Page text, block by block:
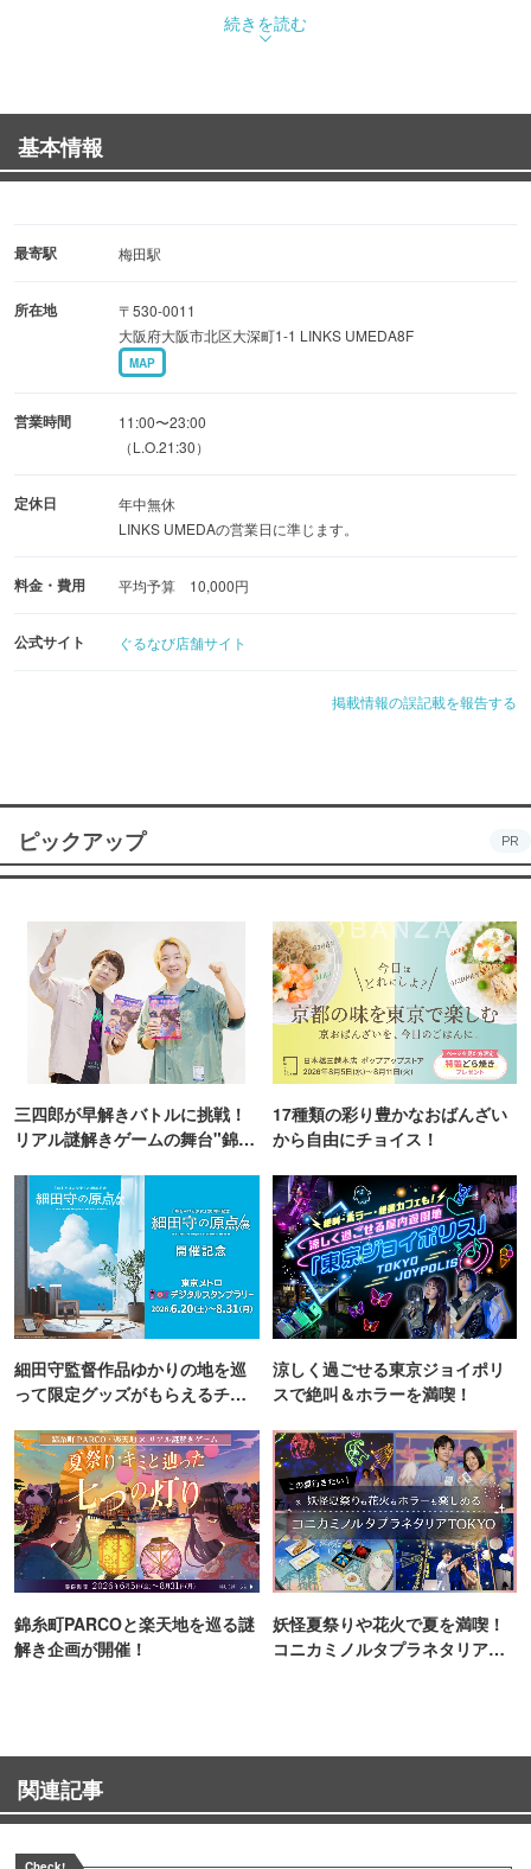
■ディナーコースは6,380円〜
お肉やグラム別に多数ご用意しております。
※店内の消毒や換気の徹底、スタッフのマスク着用など、
すようお願い申し上げます。
続きを読む
基本情報
最寄駅 梅田駅
所在地
〒530-0011
大阪府大阪市北区大深町1-1 LINKS UMEDA8F
MAP
営業時間
11:00〜23:00
（L.O.21:30）
定休日
年中無休
LINKS UMEDAの営業日に準じます。
料金・費用 平均予算 10,000円
公式サイト ぐるなび店舗サイト
掲載情報の誤記載を報告する
ピックアップ PR
三四郎が早解きバトルに挑戦！
リアル謎解きゲームの舞台"錦糸
17種類の彩り豊かなおばんざい
から自由にチョイス！
細田守監督作品ゆかりの地を巡
って限定グッズがもらえるチャ
涼しく過ごせる東京ジョイポリ
スで絶叫＆ホラーを満喫！
錦糸町PARCOと楽天地を巡る謎
解き企画が開催！
妖怪夏祭りや花火で夏を満喫！
コニカミノルタプラネタリア
関連記事